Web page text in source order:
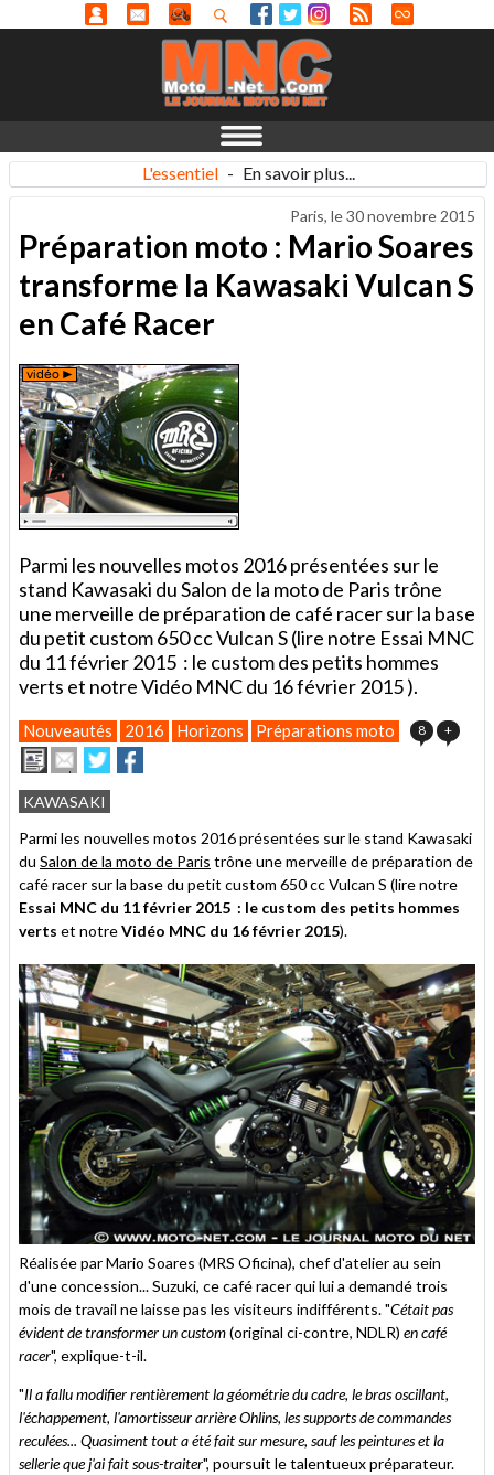
L'essentiel - En savoir plus...
Paris, le30 novembre 2015
Préparation moto : Mario Soares
transforme la Kawasaki Vulcan S
en Café Racer
Parmi les nouvelles motos 2016 présentées sur le
stand Kawasaki du Salon de la moto de Paris trône
une merveille de préparation de café racer sur la base
du petit custom 650 cc Vulcan S (lire notre Essai MNC
du 11 février 2015 : le custom des petits hommes
verts et notre Vidéo MNC du 16 février 2015 ).
Nouveautés 2016 Horizons Préparations moto 8 +
ImprimerEnvoyer
cet
article
à
un
ami
Partager
sur
Twitter
sur
KAWASAKI
Parmi les nouvelles motos 2016 présentées sur le stand Kawasaki
du Salon de la moto de Paris trône une merveille de préparation de
café racer sur la base du petit custom 650 cc Vulcan S (lire notre
Essai MNC du 11 février 2015 : le custom des petits hommes
verts et notreVidéo MNC du 16 février 2015).
Réalisée par Mario Soares (MRS Oficina), chef d'atelier au sein
d'une concession... Suzuki, ce café racer qui lui a demandé trois
mois de travail ne laisse pas les visiteurs indifférents. "Cétait pas
évident de transformer un custom(original ci-contre, NDLR) en café
racer", explique-t-il.
"Il a fallu modifier rentièrement la géométrie du cadre, le bras oscillant,
l'échappement, l'amortisseur arrière Ohlins, les supports de commandes
reculées... Quasiment tout a été fait sur mesure, sauf les peintures et la
sellerie que j'ai fait sous-traiter", poursuit le talentueux préparateur.